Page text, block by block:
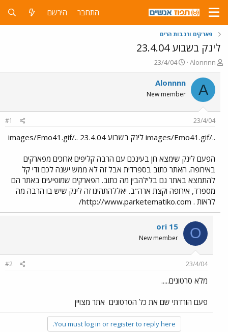
התחבר הירשם
פארקים ורכבות הרים
לינק בשבוע 23.4.04
פ
ו
ת
ח
ה
ש
Alonnnn
פ
ו
ר
ס
ם
ר
23/4/04
A
Alonnnn
New member
23/4/04
#1
../images/Emo41.gif לינק בשבוע 23.4.04 ../images/Emo41.gif
הפעם לינק שימצא חן בעינכם עם הרבה קליפים ארוכים מפארקים
באירופה. האתר כתוב בספרדית אבל זה לא ממש ישנה לכם ודי קל
להתמצא באתר גם בלילהבין מה כתוב. הפארקים שמופיעים באתר הם
מספרד, אירופה וקצת ארה"ב. יאללהתהינו זה לינק שיש בו הרבה מה
לראות . http://www.parketematiko.com/
O
ori 15
New member
23/4/04
#2
מלא סרטונים.....
פעם הורדתי שם את כל הסרטונים אתר מצויין
You must log in or register to reply here.